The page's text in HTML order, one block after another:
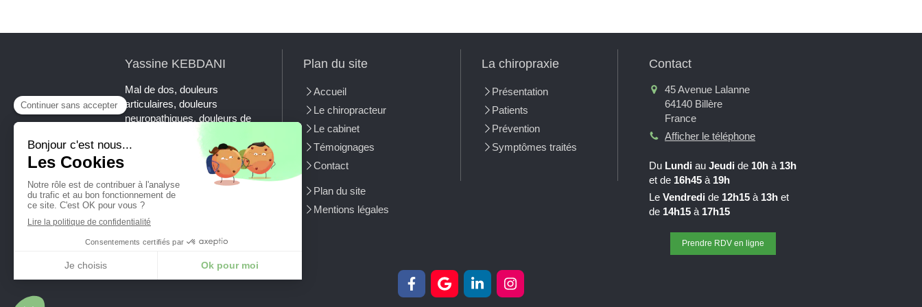
Yassine KEBDANI
Mal de dos, douleurs
articulaires, douleurs
neuropathiques, douleurs de
tendinites, sciatiques, NCB ?
La chiropraxie est la thérapie
manuelle de référence à
l'échelle internationale pour
traiter ces symptômes.
Prenez rendez-vous avec
Plan du site
Accueil
Le chiropracteur
Le cabinet
Témoignages
Contact
Plan du site
Mentions légales
La chiropraxie
Présentation
Patients
Prévention
Symptômes traités
Contact
45 Avenue Lalanne
64140 Billère
France
Afficher le téléphone
Du Lundi au Jeudi de 10h à 13h
et de 16h45 à 19h
Le Vendredi de 12h15 à 13h et
de 14h15 à 17h15
Prendre RDV en ligne